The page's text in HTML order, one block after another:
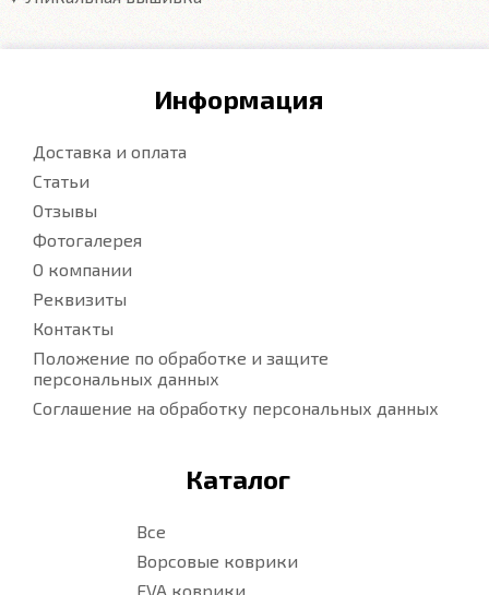
Информация
Доставка и оплата
Статьи
Отзывы
Фотогалерея
О компании
Реквизиты
Контакты
Положение по обработке и защите
персональных данных
Соглашение на обработку персональных данных
Каталог
Все
Ворсовые коврики
EVA коврики